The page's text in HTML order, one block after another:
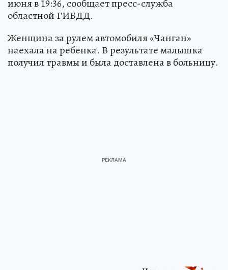
июня в 19:36, сообщает пресс-служба
областной ГИБДД.
Женщина за рулем автомобиля «Чанган»
наехала на ребенка. В результате малышка
получил травмы и была доставлена в больницу.